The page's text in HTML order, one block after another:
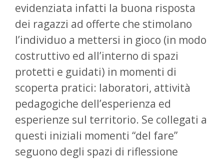
evidenziata infatti la buona risposta
dei ragazzi ad offerte che stimolano
l’individuo a mettersi in gioco (in modo
costruttivo ed all’interno di spazi
protetti e guidati) in momenti di
scoperta pratici: laboratori, attività
pedagogiche dell’esperienza ed
esperienze sul territorio. Se collegati a
questi iniziali momenti “del fare”
seguono degli spazi di riflessione